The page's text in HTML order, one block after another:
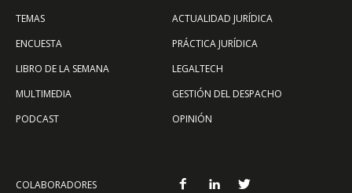
TEMAS
ENCUESTA
LIBRO DE LA SEMANA
MULTIMEDIA
PODCAST
ACTUALIDAD JURÍDICA
PRÁCTICA JURÍDICA
LEGALTECH
GESTIÓN DEL DESPACHO
OPINIÓN
COLABORADORES